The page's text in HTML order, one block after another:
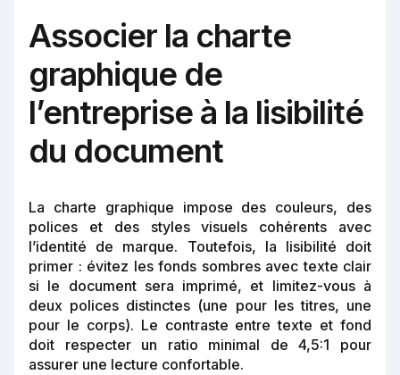
Associer la charte
graphique de
l’entreprise à la lisibilité
du document
La charte graphique impose des couleurs, des
polices et des styles visuels cohérents avec
l’identité de marque. Toutefois, la lisibilité doit
primer : évitez les fonds sombres avec texte clair
si le document sera imprimé, et limitez-vous à
deux polices distinctes (une pour les titres, une
pour le corps). Le contraste entre texte et fond
doit respecter un ratio minimal de 4,5:1 pour
assurer une lecture confortable.